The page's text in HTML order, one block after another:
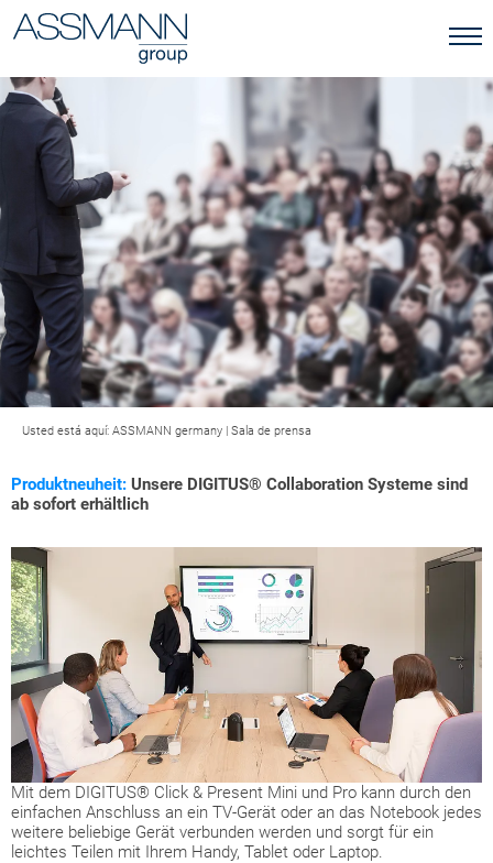
Usted está aquí: ASSMANN germany | Sala de prensa
Produktneuheit: Unsere DIGITUS® Collaboration Systeme sind
ab sofort erhältlich
Mit dem DIGITUS® Click & Present Mini und Pro kann durch den
einfachen Anschluss an ein TV-Gerät oder an das Notebook jedes
weitere beliebige Gerät verbunden werden und sorgt für ein
leichtes Teilen mit Ihrem Handy, Tablet oder Laptop.